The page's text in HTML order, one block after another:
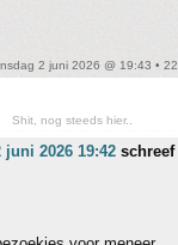
2 juni 2026 @ 19:43 • 22
Shit, nog steeds hier..
2026 19:42 schreef